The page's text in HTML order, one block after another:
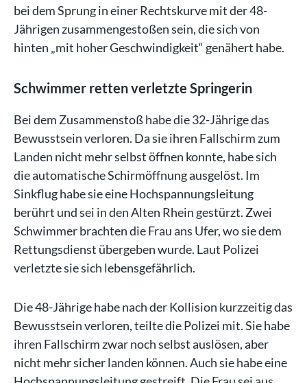
bei dem Sprung in einer Rechtskurve mit der 48-
Jährigen zusammengestoßen sein, die sich von
hinten „mit hoher Geschwindigkeit“ genähert habe.
Schwimmer retten verletzte Springerin
Bei dem Zusammenstoß habe die 32-Jährige das
Bewusstsein verloren. Da sie ihren Fallschirm zum
Landen nicht mehr selbst öffnen konnte, habe sich
die automatische Schirmöffnung ausgelöst. Im
Sinkflug habe sie eine Hochspannungsleitung
berührt und sei in den Alten Rhein gestürzt. Zwei
Schwimmer brachten die Frau ans Ufer, wo sie dem
Rettungsdienst übergeben wurde. Laut Polizei
verletzte sie sich lebensgefährlich.
Die 48-Jährige habe nach der Kollision kurzzeitig das
Bewusstsein verloren, teilte die Polizei mit. Sie habe
ihren Fallschirm zwar noch selbst auslösen, aber
nicht mehr sicher landen können. Auch sie habe eine